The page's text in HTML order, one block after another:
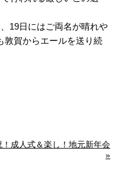
19日にはご両名が晴れや
敦賀からエールを送り続
！成人式＆楽し！地元新年会
»